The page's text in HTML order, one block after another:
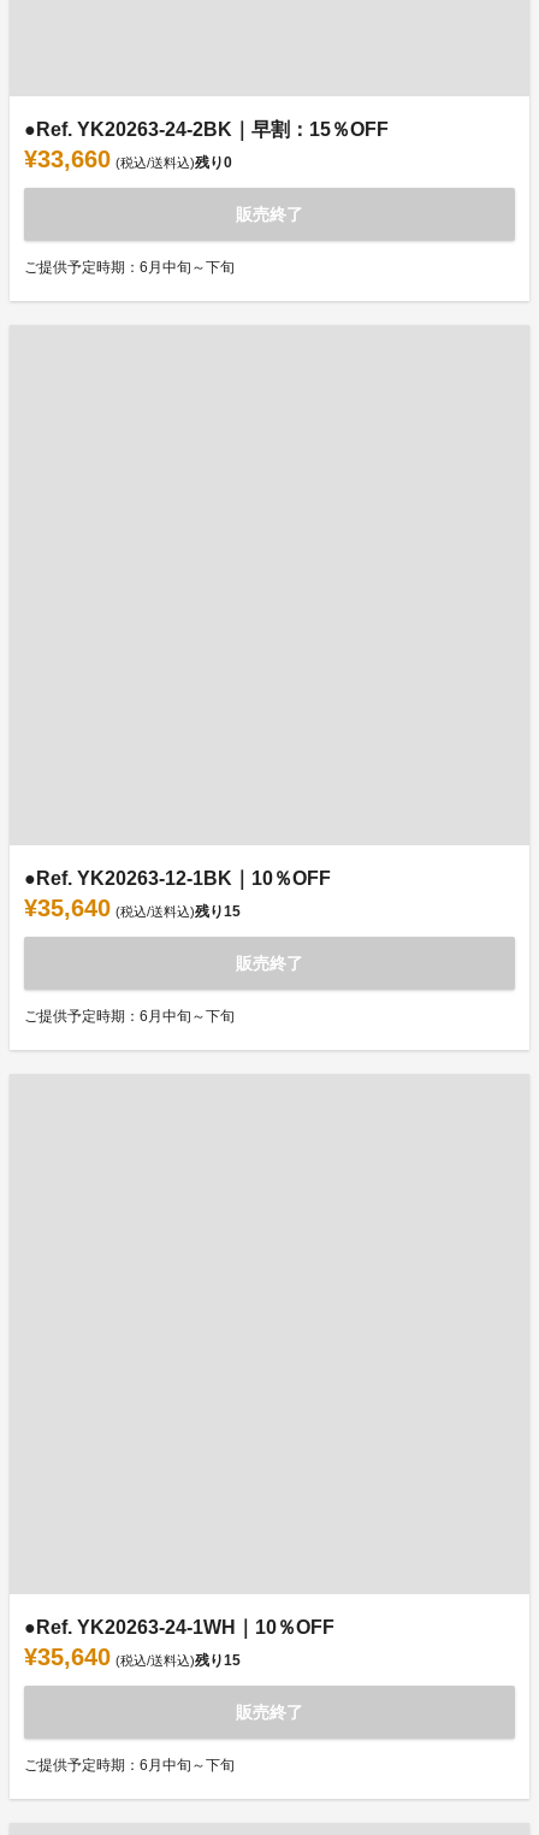
●Ref. YK20263-24-2BK｜早割：15％OFF
¥33,660 (税込/送料込)残り0
販売終了
ご提供予定時期：6月中旬～下旬
●Ref. YK20263-12-1BK｜10％OFF
¥35,640 (税込/送料込)残り15
販売終了
ご提供予定時期：6月中旬～下旬
●Ref. YK20263-24-1WH｜10％OFF
¥35,640 (税込/送料込)残り15
販売終了
ご提供予定時期：6月中旬～下旬